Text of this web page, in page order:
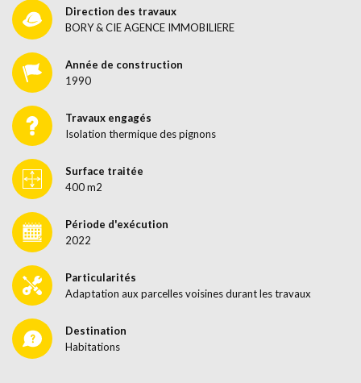
Direction des travaux
BORY & CIE AGENCE IMMOBILIERE
Année de construction
1990
Travaux engagés
Isolation thermique des pignons
Surface traitée
400 m2
Période d'exécution
2022
Particularités
Adaptation aux parcelles voisines durant les travaux
Destination
Habitations